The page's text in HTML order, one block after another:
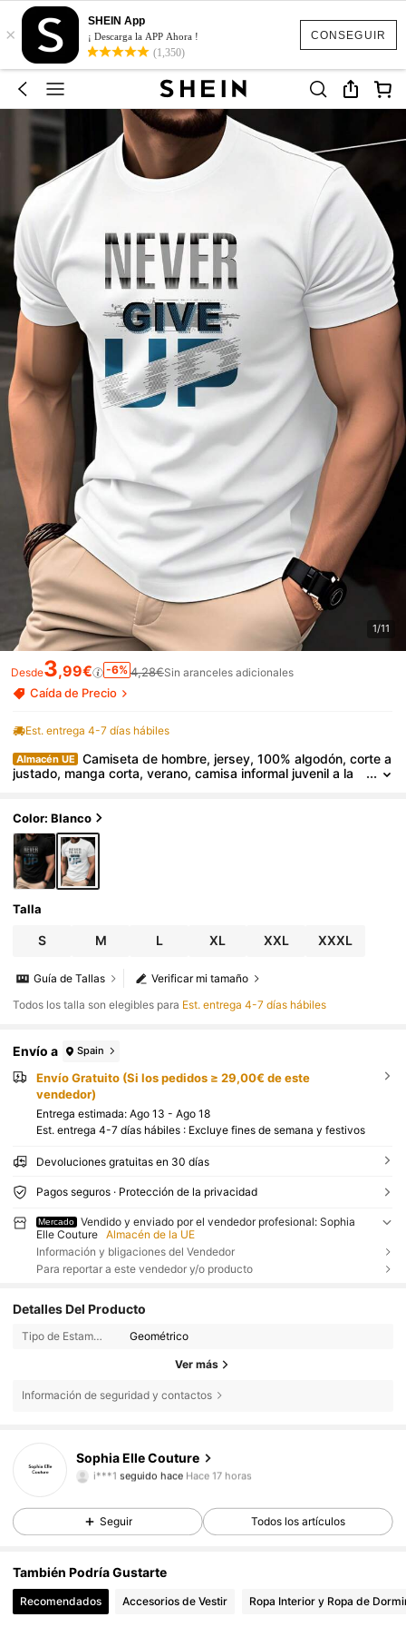
CONSEGUIR
×
SHEIN App
¡ Descarga la APP Ahora !
(1,350)
1/11
Desde3,99€ -6% 4,28€Sin aranceles adicionales
Caída de Precio
Est. entrega 4-7 días hábiles
Almacén UE
Camiseta de hombre, jersey, 100% algodón, corte a
justado, manga corta, verano, camisa informal juvenil a la
Color: Blanco
Talla
S M L XL XXL XXXL
Verificar mi tamaño
Guía de Tallas
Todos los talla son elegibles para Est. entrega 4-7 días hábiles
Envío a Spain
Envío Gratuito (Si los pedidos ≥ 29,00€ de este
vendedor)
Entrega estimada: Ago 13 - Ago 18
Est. entrega 4-7 días hábiles : Excluye fines de semana y festivos
Devoluciones gratuitas en 30 días
Pagos seguros · Protección de la privacidad
Mercado
Vendido y enviado por el vendedor profesional: Sophia
Elle Couture
Almacén de la UE
Información y bligaciones del Vendedor
Para reportar a este vendedor y/o producto
Detalles Del Producto
Tipo de Estampado: Geométrico
Ver más
Información de seguridad y contactos
Sophia Elle Couture
4***8está navegando
4,63 52 Seguidores
Seguir Todos los artículos
También Podría Gustarte
Recomendados Accesorios de Vestir Ropa Interior y Ropa de